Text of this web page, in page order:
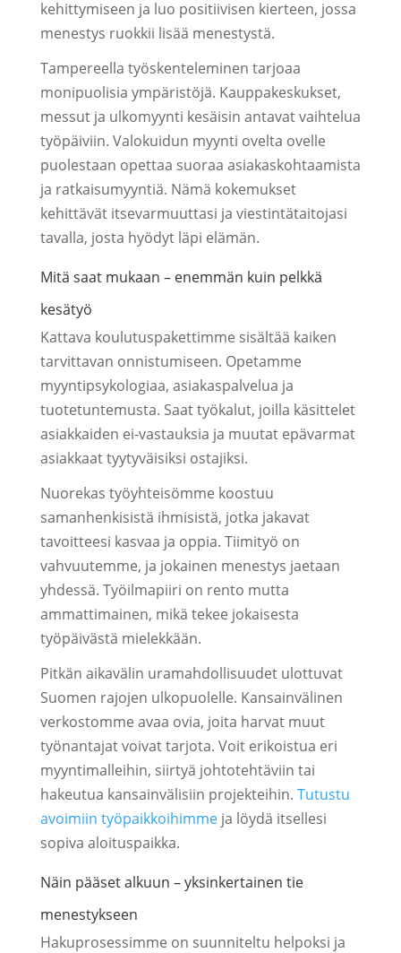
kehittymiseen ja luo positiivisen kierteen, jossa
menestys ruokkii lisää menestystä.
Tampereella työskenteleminen tarjoaa
monipuolisia ympäristöjä. Kauppakeskukset,
messut ja ulkomyynti kesäisin antavat vaihtelua
työpäiviin. Valokuidun myynti ovelta ovelle
puolestaan opettaa suoraa asiakaskohtaamista
ja ratkaisumyyntiä. Nämä kokemukset
kehittävät itsevarmuuttasi ja viestintätaitojasi
tavalla, josta hyödyt läpi elämän.
Mitä saat mukaan – enemmän kuin pelkkä
kesätyö
Kattava koulutuspakettimme sisältää kaiken
tarvittavan onnistumiseen. Opetamme
myyntipsykologiaa, asiakaspalvelua ja
tuotetuntemusta. Saat työkalut, joilla käsittelet
asiakkaiden ei-vastauksia ja muutat epävarmat
asiakkaat tyytyväisiksi ostajiksi.
Nuorekas työyhteisömme koostuu
samanhenkisistä ihmisistä, jotka jakavat
tavoitteesi kasvaa ja oppia. Tiimityö on
vahvuutemme, ja jokainen menestys jaetaan
yhdessä. Työilmapiiri on rento mutta
ammattimainen, mikä tekee jokaisesta
työpäivästä mielekkään.
Pitkän aikavälin uramahdollisuudet ulottuvat
Suomen rajojen ulkopuolelle. Kansainvälinen
verkostomme avaa ovia, joita harvat muut
työnantajat voivat tarjota. Voit erikoistua eri
myyntimalleihin, siirtyä johtotehtäviin tai
hakeutua kansainvälisiin projekteihin. Tutustu
avoimiin työpaikkoihimmeja löydä itsellesi
sopiva aloituspaikka.
Näin pääset alkuun – yksinkertainen tie
menestykseen
Hakuprosessimme on suunniteltu helpoksi ja